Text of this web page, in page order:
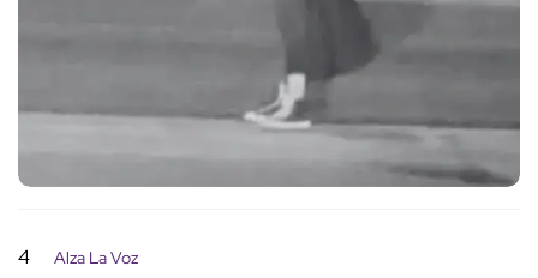
4 Alza La Voz